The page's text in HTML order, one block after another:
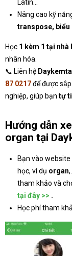
Latin…
Nâng cao kỹ
transpose, biểu
Học 1 kèm 1 tại
nhân hóa.
📞 Liên hệ
87 0217để được
nghiệp, giúp bạn tự
Hướng dẫn
organ tại
Bạn vào website
học, ví dụ organ
tham khảo và
tại đây >> .
Học phí tham